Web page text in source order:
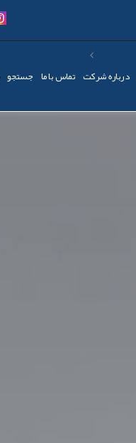
درباره شرکت تماس با ما جستجو